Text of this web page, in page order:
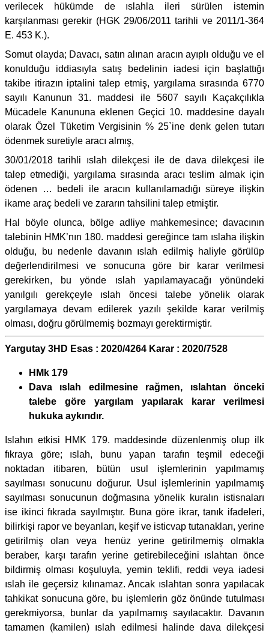
verilecek hükümde de ıslahla ileri sürülen istemin
karşılanması gerekir (HGK 29/06/2011 tarihli ve 2011/1-364
E. 453 K.).
Somut olayda; Davacı, satın alınan aracın ayıplı olduğu ve el
konulduğu iddiasıyla satış bedelinin iadesi için başlattığı
takibe itirazın iptalini talep etmiş, yargılama sırasında 6770
sayılı Kanunun 31. maddesi ile 5607 sayılı Kaçakçılıkla
Mücadele Kanununa eklenen Geçici 10. maddesine dayalı
olarak Özel Tüketim Vergisinin % 25`ine denk gelen tutarı
ödenmek suretiyle aracı almış,
30/01/2018 tarihli ıslah dilekçesi ile de dava dilekçesi ile
talep etmediği, yargılama sırasında aracı teslim almak için
ödenen … bedeli ile aracın kullanılamadığı süreye ilişkin
ikame araç bedeli ve zararın tahsilini talep etmiştir.
Hal böyle olunca, bölge adliye mahkemesince; davacının
talebinin HMK’nın 180. maddesi gereğince tam ıslaha ilişkin
olduğu, bu nedenle davanın ıslah edilmiş haliyle görülüp
değerlendirilmesi ve sonucuna göre bir karar verilmesi
gerekirken, bu yönde ıslah yapılamayacağı yönündeki
yanılgılı gerekçeyle ıslah öncesi talebe yönelik olarak
yargılamaya devam edilerek yazılı şekilde karar verilmiş
olması, doğru görülmemiş bozmayı gerektirmiştir.
Yargutay 3HD Esas : 2020/4264 Karar : 2020/7528
HMk 179
Dava ıslah edilmesine rağmen, ıslahtan önceki
talebe göre yargılam yapılarak karar verilmesi
hukuka aykırıdır.
Islahın etkisi HMK 179. maddesinde düzenlenmiş olup ilk
fıkraya göre; ıslah, bunu yapan tarafın teşmil edeceği
noktadan itibaren, bütün usul işlemlerinin yapılmamış
sayılması sonucunu doğurur. Usul işlemlerinin yapılmamış
sayılması sonucunun doğmasına yönelik kuralın istisnaları
ise ikinci fıkrada sayılmıştır. Buna göre ikrar, tanık ifadeleri,
bilirkişi rapor ve beyanları, keşif ve isticvap tutanakları, yerine
getirilmiş olan veya henüz yerine getirilmemiş olmakla
beraber, karşı tarafın yerine getirebileceğini ıslahtan önce
bildirmiş olması koşuluyla, yemin teklifi, reddi veya iadesi
ıslah ile geçersiz kılınamaz. Ancak ıslahtan sonra yapılacak
tahkikat sonucuna göre, bu işlemlerin göz önünde tutulması
gerekmiyorsa, bunlar da yapılmamış sayılacaktır. Davanın
tamamen (kamilen) ıslah edilmesi halinde dava dilekçesi